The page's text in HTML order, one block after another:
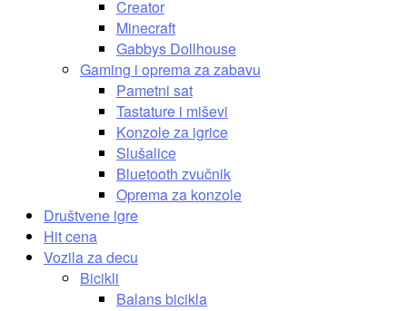
Creator
Minecraft
Gabbys Dollhouse
Gaming i oprema za zabavu
Pametni sat
Tastature i miševi
Konzole za igrice
Slušalice
Bluetooth zvučnik
Oprema za konzole
Društvene igre
Hit cena
Vozila za decu
Bicikli
Balans bicikla